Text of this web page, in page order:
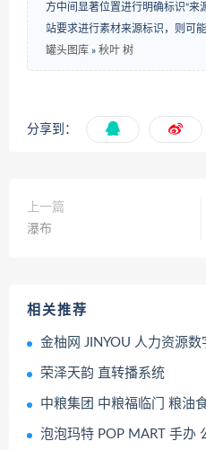
方中间显著位置进行明确标识“来
站要求进行素材来源标识，则可
罐头图库 » 秋叶 树
分享到：
上一篇
瀑布
相关推荐
金柚网 JINYOU 人力资源数字化服务商 一体化
荣泽天韵 直转播系统
中粮集团 中粮福临门 粮油
泡泡玛特 POP MART 手办